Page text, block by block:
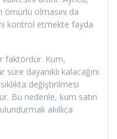
ömürlü olmasını da
kontrol etmekte fayda
faktördür. Kum,
süre dayanıklı kalacağını
değiştirilmesi
Bu nedenle, kum satın
akıllıca